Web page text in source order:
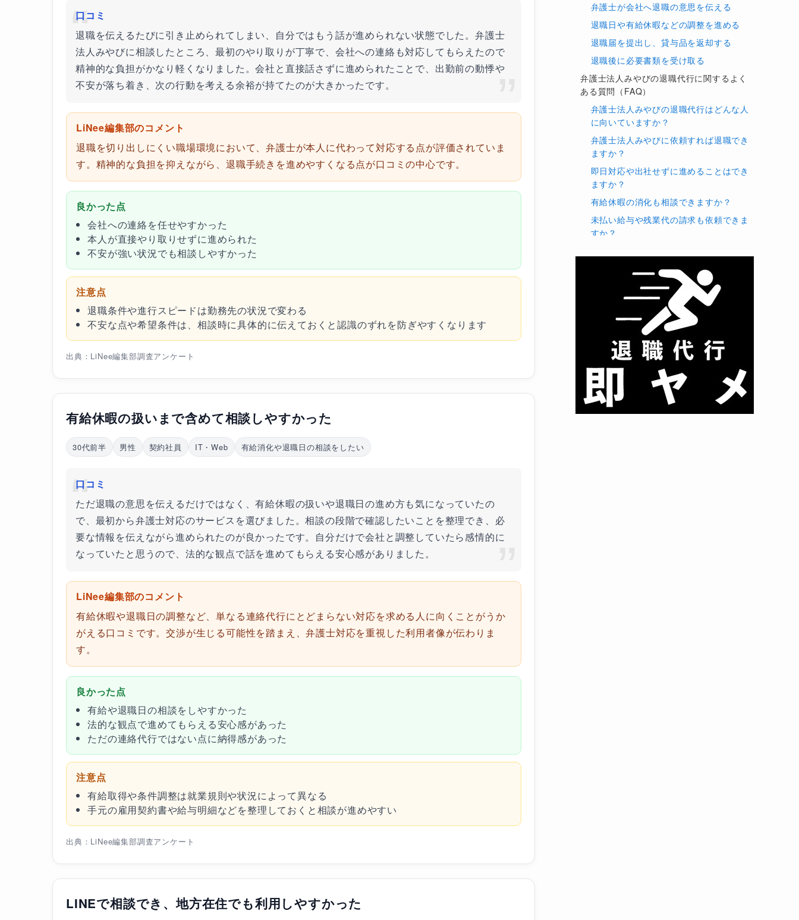
口コミ
退職を伝えるたびに引き止められてしまい、自分ではもう話が進められない状態でした。弁護士
法人みやびに相談したところ、最初のやり取りが丁寧で、会社への連絡も対応してもらえたので
精神的な負担がかなり軽くなりました。会社と直接話さずに進められたことで、出勤前の動悸や
不安が落ち着き、次の行動を考える余裕が持てたのが大きかったです。
LiNee編集部のコメント
退職を切り出しにくい職場環境において、弁護士が本人に代わって対応する点が評価されていま
す。精神的な負担を抑えながら、退職手続きを進めやすくなる点が口コミの中心です。
良かった点
会社への連絡を任せやすかった
本人が直接やり取りせずに進められた
不安が強い状況でも相談しやすかった
注意点
退職条件や進行スピードは勤務先の状況で変わる
不安な点や希望条件は、相談時に具体的に伝えておくと認識のずれを防ぎやすくなります
出典：LiNee編集部調査アンケート
有給休暇の扱いまで含めて相談しやすかった
30代前半 男性 契約社員 IT・Web 有給消化や退職日の相談をしたい
口コミ
ただ退職の意思を伝えるだけではなく、有給休暇の扱いや退職日の進め方も気になっていたの
で、最初から弁護士対応のサービスを選びました。相談の段階で確認したいことを整理でき、必
要な情報を伝えながら進められたのが良かったです。自分だけで会社と調整していたら感情的に
なっていたと思うので、法的な観点で話を進めてもらえる安心感がありました。
LiNee編集部のコメント
有給休暇や退職日の調整など、単なる連絡代行にとどまらない対応を求める人に向くことがうか
がえる口コミです。交渉が生じる可能性を踏まえ、弁護士対応を重視した利用者像が伝わりま
す。
良かった点
有給や退職日の相談をしやすかった
法的な観点で進めてもらえる安心感があった
ただの連絡代行ではない点に納得感があった
注意点
有給取得や条件調整は就業規則や状況によって異なる
手元の雇用契約書や給与明細などを整理しておくと相談が進めやすい
出典：LiNee編集部調査アンケート
LINEで相談でき、地方在住でも利用しやすかった
弁護士が会社へ退職の意思を伝える
退職日や有給休暇などの調整を進める
退職届を提出し、貸与品を返却する
退職後に必要書類を受け取る
弁護士法人みやびの退職代行に関するよく
ある質問（FAQ）
弁護士法人みやびの退職代行はどんな人
に向いていますか？
弁護士法人みやびに依頼すれば退職でき
ますか？
即日対応や出社せずに進めることはでき
ますか？
有給休暇の消化も相談できますか？
未払い給与や残業代の請求も依頼できま
すか？
支払い方法は何がありますか？
会社から本人に連絡が来ることはありま
公務員や会社役員、業務委託でも相談で
きますか？
弁護士法人みやびの退職代行の基本情報
まとめ
退職代行の口コミ調査概要
自由記述の代表例（匿名・要約）